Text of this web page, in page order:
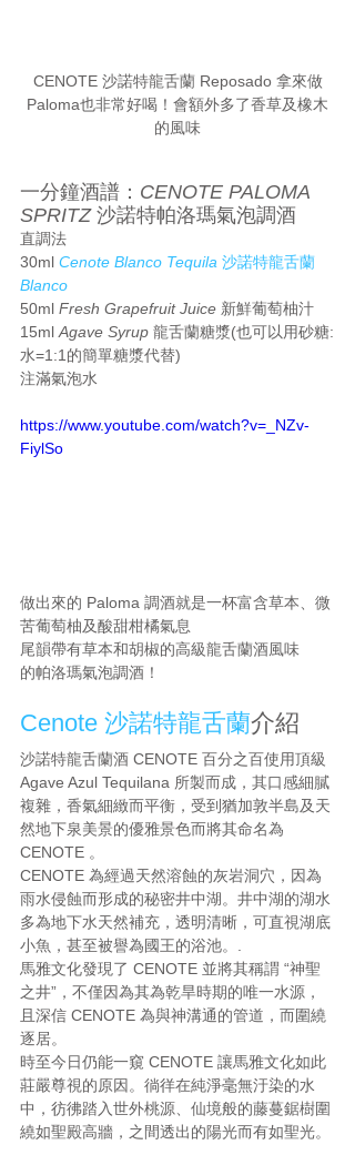
CENOTE 沙諾特龍舌蘭 Reposado 拿來做
Paloma也非常好喝！會額外多了香草及橡木
的風味
一分鐘酒譜： CENOTE PALOMA
SPRITZ 沙諾特帕洛瑪氣泡調酒
直調法
30ml Cenote Blanco Tequila 沙諾特龍舌蘭
Blanco
50ml Fresh Grapefruit Juice 新鮮葡萄柚汁
15ml Agave Syrup 龍舌蘭糖漿(也可以用砂糖:
水=1:1的簡單糖漿代替)
注滿氣泡水
https://www.youtube.com/watch?v=_NZv-
FiylSo
做出來的 Paloma 調酒就是一杯富含草本、微
苦葡萄柚及酸甜柑橘氣息
尾韻帶有草本和胡椒的高級龍舌蘭酒風味
的帕洛瑪氣泡調酒！
Cenote 沙諾特龍舌蘭介紹
沙諾特龍舌蘭酒 CENOTE 百分之百使用頂級
Agave Azul Tequilana 所製而成，其口感細膩
複雜，香氣細緻而平衡，受到猶加敦半島及天
然地下泉美景的優雅景色而將其命名為
CENOTE 。
CENOTE 為經過天然溶蝕的灰岩洞穴，因為
雨水侵蝕而形成的秘密井中湖。井中湖的湖水
多為地下水天然補充，透明清晰，可直視湖底
小魚，甚至被譽為國王的浴池。.
馬雅文化發現了 CENOTE 並將其稱謂 “神聖
之井”，不僅因為其為乾旱時期的唯一水源，
且深信 CENOTE 為與神溝通的管道，而圍繞
逐居。
時至今日仍能一窺 CENOTE 讓馬雅文化如此
莊嚴尊視的原因。徜徉在純淨毫無汙染的水
中，彷彿踏入世外桃源、仙境般的藤蔓鋸樹圍
繞如聖殿高牆，之間透出的陽光而有如聖光。